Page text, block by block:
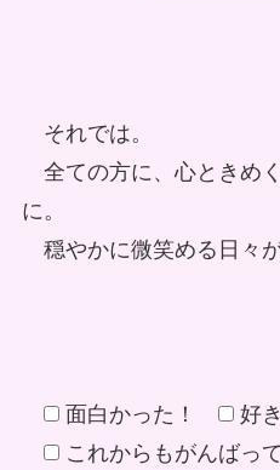
それでは。
全ての方に、心ときめ
に。
穏やかに微笑める日々
面白かった！ 好き
これからもがんばって